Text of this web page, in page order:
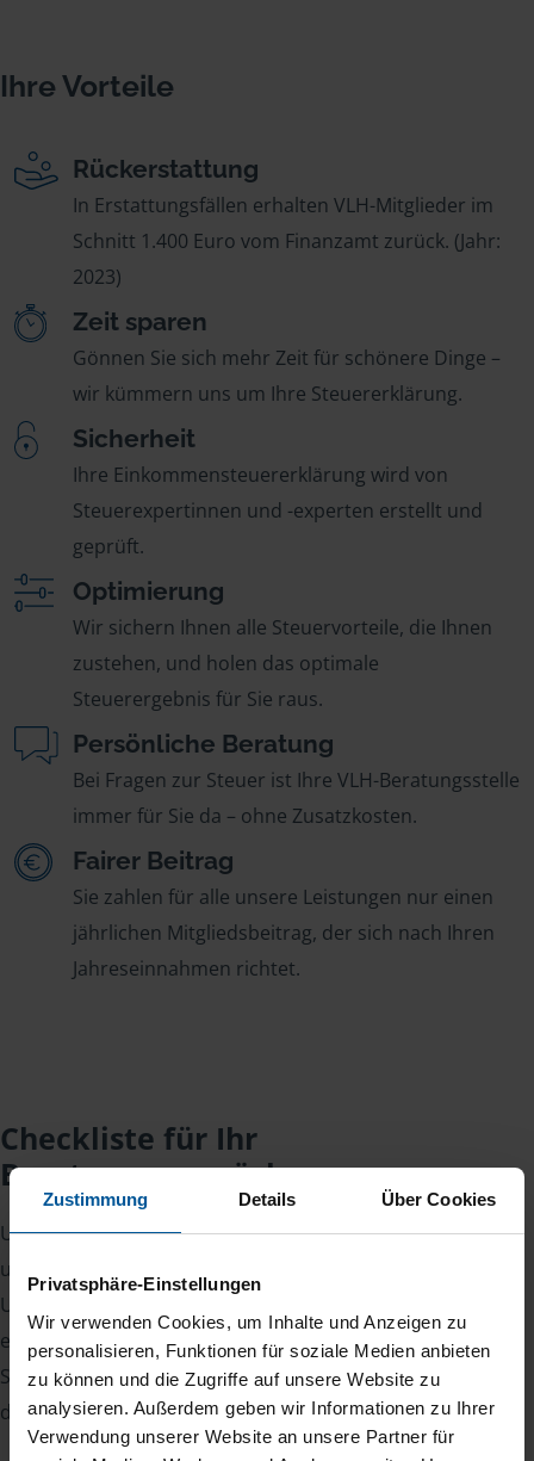
Zustimmung Details Über Cookies
Privatsphäre-Einstellungen
Wir verwenden Cookies, um Inhalte und Anzeigen zu
personalisieren, Funktionen für soziale Medien anbieten
zu können und die Zugriffe auf unsere Website zu
analysieren. Außerdem geben wir Informationen zu Ihrer
Verwendung unserer Website an unsere Partner für
Ihre Vorteile
Rückerstattung
In Erstattungsfällen erhalten VLH-Mitglieder im
Schnitt 1.400 Euro vom Finanzamt zurück. (Jahr:
2023)
Zeit sparen
Gönnen Sie sich mehr Zeit für schönere Dinge –
wir kümmern uns um Ihre Steuererklärung.
Sicherheit
Ihre Einkommensteuererklärung wird von
Steuerexpertinnen und -experten erstellt und
geprüft.
Optimierung
Wir sichern Ihnen alle Steuervorteile, die Ihnen
zustehen, und holen das optimale
Steuerergebnis für Sie raus.
Persönliche Beratung
Bei Fragen zur Steuer ist Ihre VLH-Beratungsstelle
immer für Sie da – ohne Zusatzkosten.
Fairer Beitrag
Sie zahlen für alle unsere Leistungen nur einen
jährlichen Mitgliedsbeitrag, der sich nach Ihren
Jahreseinnahmen richtet.
Checkliste für Ihr
Beratungsgespräch
Um Ihre Steuererklärung erstellen zu können, benötigen
unsere Beraterinnen und Berater eine Reihe von
Unterlagen von Ihnen. Dazu gehört beispielsweise die
elektronische Lohnsteuerbescheinigung, Ihre
Steueridentifikationsnummer, der Rentenbescheid oder
die Bescheinigung über das Kindergeld.